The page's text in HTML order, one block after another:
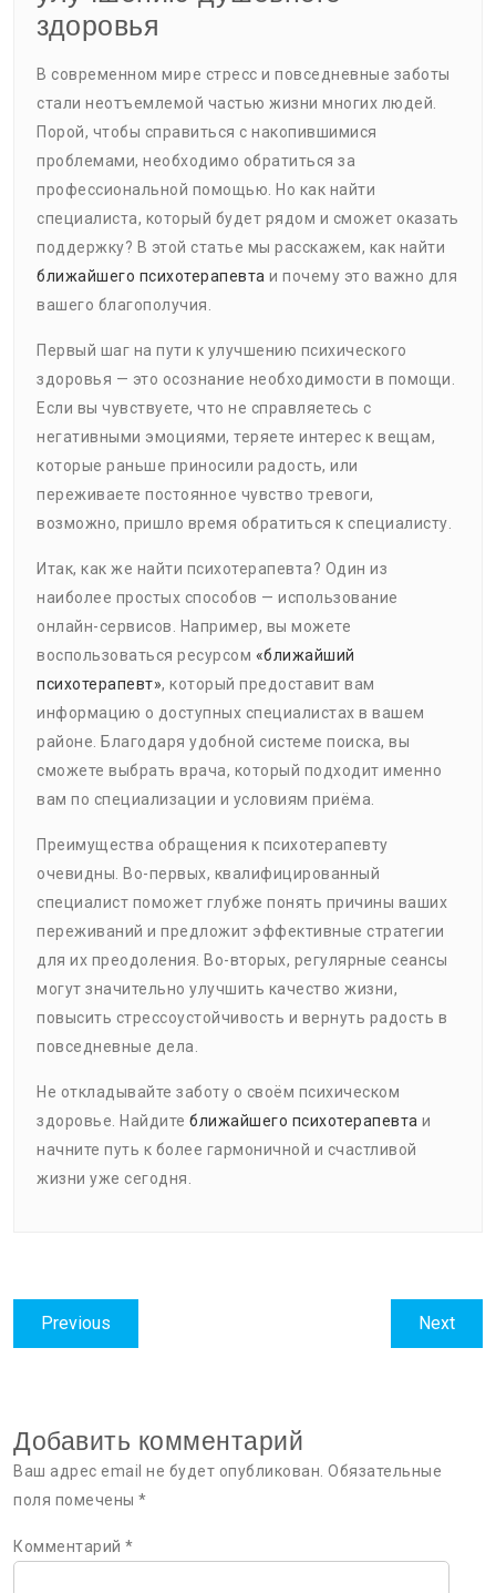
здоровья
В современном мире стресс и повседневные заботы
стали неотъемлемой частью жизни многих людей.
Порой, чтобы справиться с накопившимися
проблемами, необходимо обратиться за
профессиональной помощью. Но как найти
специалиста, который будет рядом и сможет оказать
поддержку? В этой статье мы расскажем, как найти
ближайшего психотерапевта и почему это важно для
вашего благополучия.
Первый шаг на пути к улучшению психического
здоровья — это осознание необходимости в помощи.
Если вы чувствуете, что не справляетесь с
негативными эмоциями, теряете интерес к вещам,
которые раньше приносили радость, или
переживаете постоянное чувство тревоги,
возможно, пришло время обратиться к специалисту.
Итак, как же найти психотерапевта? Один из
наиболее простых способов — использование
онлайн-сервисов. Например, вы можете
воспользоваться ресурсом «ближайший
психотерапевт», который предоставит вам
информацию о доступных специалистах в вашем
районе. Благодаря удобной системе поиска, вы
сможете выбрать врача, который подходит именно
вам по специализации и условиям приёма.
Преимущества обращения к психотерапевту
очевидны. Во-первых, квалифицированный
специалист поможет глубже понять причины ваших
переживаний и предложит эффективные стратегии
для их преодоления. Во-вторых, регулярные сеансы
могут значительно улучшить качество жизни,
повысить стрессоустойчивость и вернуть радость в
повседневные дела.
Не откладывайте заботу о своём психическом
здоровье. Найдите ближайшего психотерапевта и
начните путь к более гармоничной и счастливой
жизни уже сегодня.
Навигация
по
Previous
post:
NextNext
post:
Добавить комментарий
Ваш адрес email не будет опубликован. Обязательные
поля помечены *
Комментарий *